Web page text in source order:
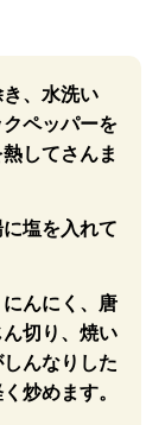
き、水洗い
ペッパーを
してさんま
塩を入れて
にんにく、唐
切り、焼い
んなりした
炒めます。